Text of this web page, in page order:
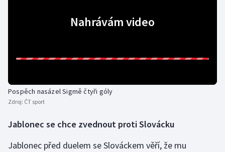
Nahrávám video
Pospěch nasázel Sigmě čtyři góly
Zdroj: ČT sport
Jablonec se chce zvednout proti Slovácku
Jablonec před duelem se Slováckem věří, že mu